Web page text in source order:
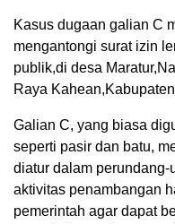
Kasus dugaan galian C
mengantongi surat izin
publik,di desa
Raya
Galian C, yang biasa
seperti pasir dan batu,
diatur dalam
aktivitas penambangan
pemerintah agar dapat